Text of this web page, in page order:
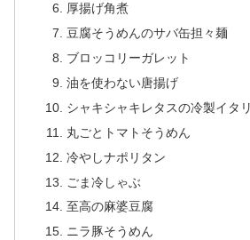
厚揚げ角煮
豆腐そうめんのサバ缶担々麺
ブロッコリーガレット
油を使わない唐揚げ
シャキシャキレタスの冷製イタ
丸ごとトマトそうめん
冷やしナポリタン
ごま冷しゃぶ
至高の麻婆豆腐
ニラ豚そうめん